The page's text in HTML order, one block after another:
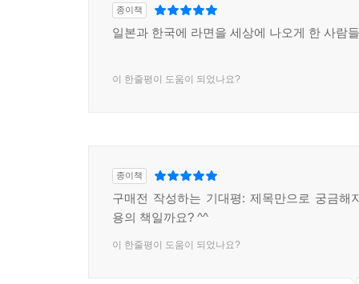
종이책
일본과 한국에 라면을 세상에 나오게 한 사람
이 한줄평이 도움이 되었나요?
종이책
구매전 작성하는 기대평: 제목만으로 궁금해
용의 책일까요? ^^
이 한줄평이 도움이 되었나요?